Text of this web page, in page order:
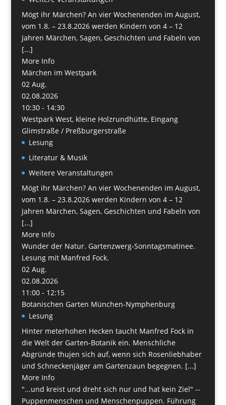
Mögt ihr Märchen? An vier Wochenenden im August,
vom 1.8. – 23.8.2026 werden Kindern von 4 – 12
Jahren Märchen, Sagen, Geschichten und Fabeln von
[...]
More Info
Märchen im Westpark
02 Aug.
02.08.2026
10:30 - 14:30
Westpark West, kleine Holzrundhütte, Eingang
Glimstraße / Preßburgerstraße
Lesung
Literatur & Musik
Weitere Veranstaltungen
Mögt ihr Märchen? An vier Wochenenden im August,
vom 1.8. – 23.8.2026 werden Kindern von 4 – 12
Jahren Märchen, Sagen, Geschichten und Fabeln von
[...]
More Info
Wunder der Natur. Gartenzwerg-Sonntagsmatinee.
Lesung mit Manfred Fock.
02 Aug.
02.08.2026
11:00 - 12:15
Botanischen Garten München-Nymphenburg
Lesung
Hinter meterhohen Hecken taucht Manfred Fock in
die Welt der Garten-Botanik ein. Menschliche
Abgründe thujen sich auf, wenn sich Rosenliebhaber
und Schneckenjäger am Gartenzaun begegnen. [...]
More Info
"...und kreist und dreht sich nur und hat kein Ziel" --
Puppenmenschen und Menschenpuppen. Führung